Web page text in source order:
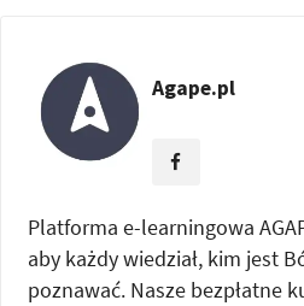
Agape.pl
Platforma e-learningowa
aby każdy wiedział, kim jest
poznawać. Nasze bezpłatne